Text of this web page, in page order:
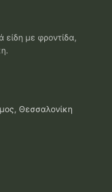
είδη με φροντίδα,
Θεσσαλονίκη